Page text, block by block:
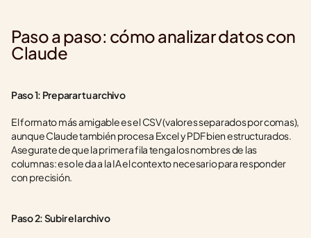
Paso a paso: cómo analizar datos con
Claude
Paso 1: Preparar tu archivo
El formato más amigable es el CSV (valores separados por comas),
aunque Claude también procesa Excel y PDF bien estructurados.
Asegurate de que la primera fila tenga los nombres de las
columnas: eso le da a la IA el contexto necesario para responder
con precisión.
Paso 2: Subir el archivo